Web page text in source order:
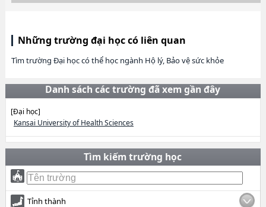
Những trường đại học có liên quan
Tìm trường Đại học có thể học ngành Hộ lý, Bảo vệ sức khỏe
Danh sách các trường đã xem gần đây
[Đại học]
Kansai University of Health Sciences
Tìm kiếm trường học
Tỉnh thành